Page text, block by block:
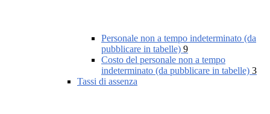
Personale non a tempo indeterminato (da
pubblicare in tabelle) 9
Costo del personale non a tempo
indeterminato (da pubblicare in tabelle) 3
Tassi di assenza